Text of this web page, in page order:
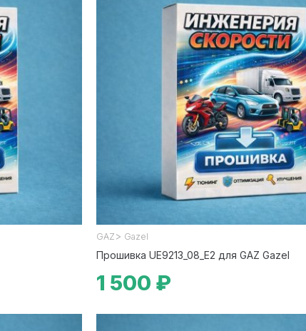
GAZ > Gazel
Прошивка UE9213_08_E2 для GAZ Gazel
1 500 ₽